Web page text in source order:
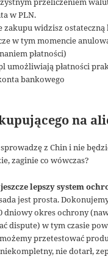
w PLN.
zakupu widzisz
w tym momencie
płatności)
umożliwiają płatności
bankowego
na
z Chin i nie
zaginie co wówczas?
lepszy system
jest prosta.
dniowy okres ochrony
dispute) w tym czasie
przetestować
nie dotarł,